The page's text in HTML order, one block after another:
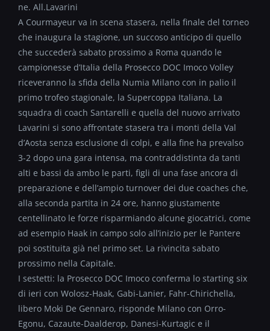
ne. All.Lavarini
A Courmayeur va in scena stasera, nella finale del torneo
che inaugura la stagione, un succoso anticipo di quello
che succederà sabato prossimo a Roma quando le
campionesse d’Italia della Prosecco DOC Imoco Volley
riceveranno la sfida della Numia Milano con in palio il
primo trofeo stagionale, la Supercoppa Italiana. La
squadra di coach Santarelli e quella del nuovo arrivato
Lavarini si sono affrontate stasera tra i monti della Val
d’Aosta senza esclusione di colpi, e alla fine ha prevalso
3-2 dopo una gara intensa, ma contraddistinta da tanti
alti e bassi da ambo le parti, figli di una fase ancora di
preparazione e dell’ampio turnover dei due coaches che,
alla seconda partita in 24 ore, hanno giustamente
centellinato le forze risparmiando alcune giocatrici, come
ad esempio Haak in campo solo all’inizio per le Pantere
poi sostituita già nel primo set. La rivincita sabato
prossimo nella Capitale.
I sestetti: la Prosecco DOC Imoco conferma lo starting six
di ieri con Wolosz-Haak, Gabi-Lanier, Fahr-Chirichella,
libero Moki De Gennaro, risponde Milano con Orro-
Egonu, Cazaute-Daalderop, Danesi-Kurtagic e il